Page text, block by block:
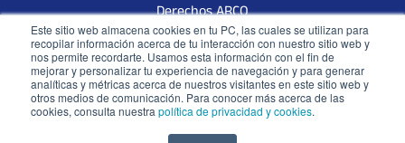
Este sitio web almacena cookies en tu PC, las cuales se utilizan para
recopilar información acerca de tu interacción con nuestro sitio web y
nos permite recordarte. Usamos esta información con el fin de
mejorar y personalizar tu experiencia de navegación y para generar
analíticas y métricas acerca de nuestros visitantes en este sitio web y
otros medios de comunicación. Para conocer más acerca de las
cookies, consulta nuestra política de privacidad y cookies.
Derechos ARCO
Terceros Vinculados
Libro de reclamaciones